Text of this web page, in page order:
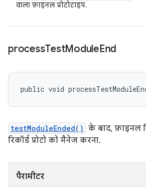
वाला फ़ाइनल प्रोटोटाइप.
processTestModuleEnd
public void
testModuleEnded() के बाद, फ़ाइनल
रिकॉर्ड प्रोटो को मैनेज करना.
पैरामीटर